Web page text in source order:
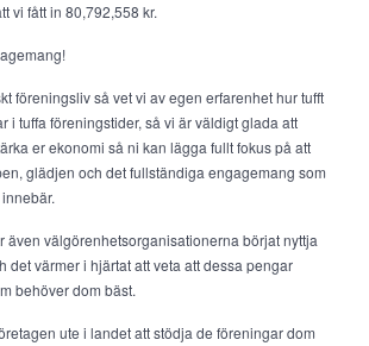
vi fått in 80,792,558 kr.
föreningsliv så vet vi av egen erfarenhet hur tufft
i tuffa föreningstider, så vi är väldigt glada att
er ekonomi så ni kan lägga fullt fokus på att
glädjen och det fullständiga engagemang som
även välgörenhetsorganisationerna börjat nyttja
det värmer i hjärtat att veta att dessa pengar
behöver dom bäst.
ute i landet att stödja de föreningar dom